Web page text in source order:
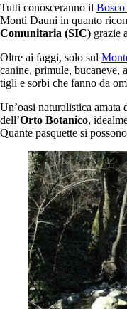
Tutti conosceranno il
Monti Dauni in quanto
Comunitaria (SIC) grazie
Oltre ai faggi, solo sul
canine, primule, bucaneve,
tigli e sorbi che fanno da
Un’oasi naturalistica amata
dell’Orto Botanico,
Quante pasquette si